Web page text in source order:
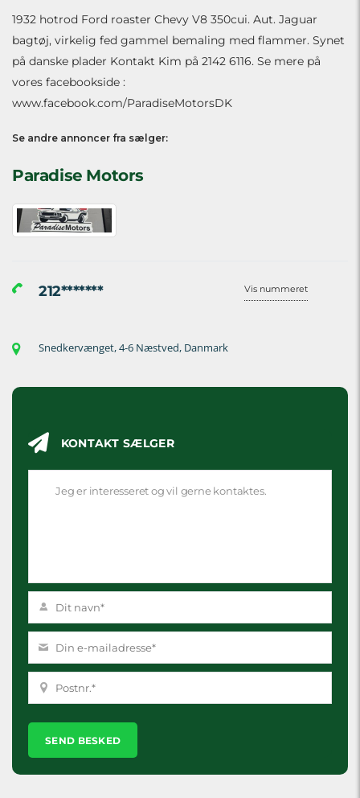
1932 hotrod Ford roaster Chevy V8 350cui. Aut. Jaguar
bagtøj, virkelig fed gammel bemaling med flammer. Synet
på danske plader Kontakt Kim på 2142 6116. Se mere på
vores facebookside :
www.facebook.com/ParadiseMotorsDK
Se andre annoncer fra sælger:
Paradise Motors
212******* Vis nummeret
Snedkervænget, 4-6 Næstved, Danmark
KONTAKT SÆLGER
Please
leave